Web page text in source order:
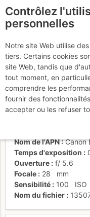
certaines pages ne sont
incomplètes,
compte sur le site.
fond
Date/heure
27 août
Contributeur
touf-
Nom de l'APN
Canon
Temps d'exposition
Ouverture
f/ 5.6
Focale
28
mm
Sensibilité
100
ISO
Nom du fichier
Contrôlez
personnelles
Notre site Web utilise
tiers. Certains cookies
site Web, tandis que
tout moment, en
comprendre les
fournir des
accepter ou les refuser